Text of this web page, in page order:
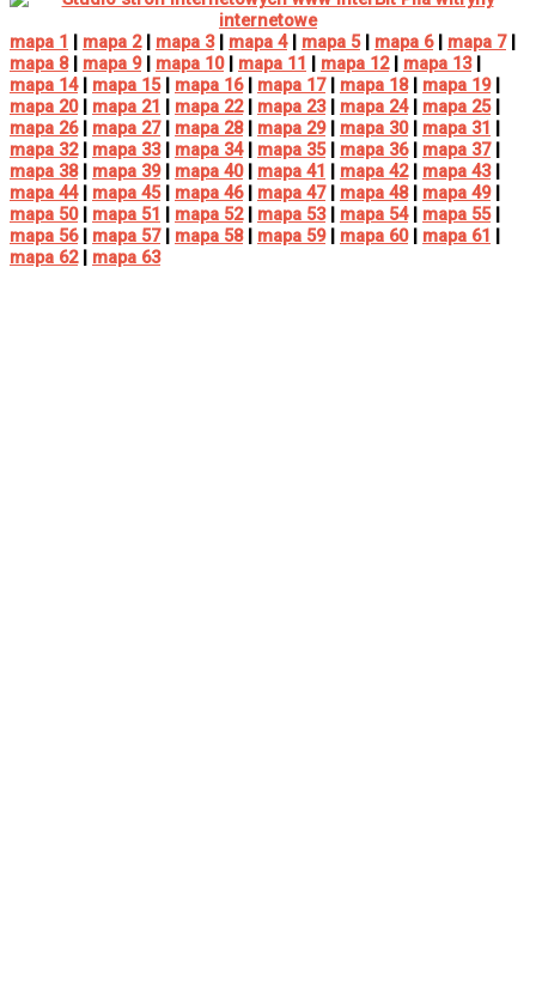
mapa 1 | mapa 2| mapa 3| mapa 4| mapa 5| mapa 6| mapa 7|
mapa 8| mapa 9| mapa 10| mapa 11 | mapa 12| mapa 13|
mapa 14| mapa 15| mapa 16| mapa 17| mapa 18| mapa 19|
mapa 20| mapa 21 | mapa 22| mapa 23| mapa 24| mapa 25|
mapa 26| mapa 27| mapa 28| mapa 29| mapa 30| mapa 31 |
mapa 32| mapa 33| mapa 34| mapa 35| mapa 36| mapa 37|
mapa 38| mapa 39| mapa 40| mapa 41 | mapa 42| mapa 43|
mapa 44| mapa 45| mapa 46| mapa 47| mapa 48| mapa 49|
mapa 50| mapa 51 | mapa 52| mapa 53| mapa 54| mapa 55|
mapa 56| mapa 57| mapa 58| mapa 59| mapa 60| mapa 61 |
mapa 62| mapa 63